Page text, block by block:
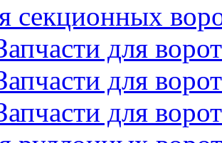
секционных
для
для
для